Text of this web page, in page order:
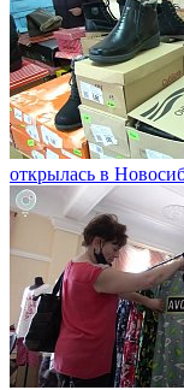
открылась в